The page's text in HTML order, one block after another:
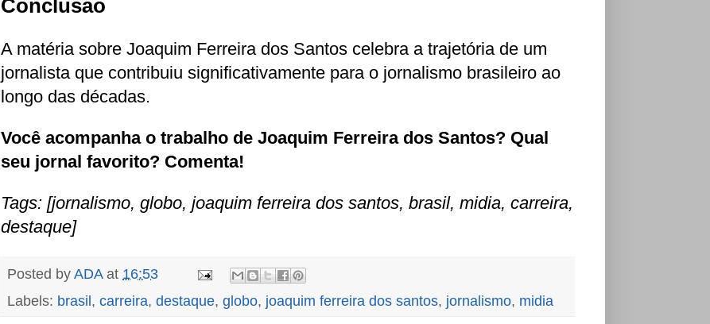
Conclusão
A matéria sobre Joaquim Ferreira dos Santos celebra a trajetória de um
jornalista que contribuiu significativamente para o jornalismo brasileiro ao
longo das décadas.
Você acompanha o trabalho de Joaquim Ferreira dos Santos? Qual
seu jornal favorito? Comenta!
Tags: [jornalismo, globo, joaquim ferreira dos santos, brasil, midia, carreira,
destaque]
Posted by ADA at 16:53
Labels: brasil , carreira, destaque, globo, joaquim ferreira dos santos, jornalismo, midia